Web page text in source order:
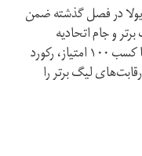
در فصل گذشته ضمن
و جام اتحادیه
انگلستان دست یافت. سیتیزن‌ها همچنین با کسب ۱۰۰ امتیاز، رکورد
لیگ برتر را